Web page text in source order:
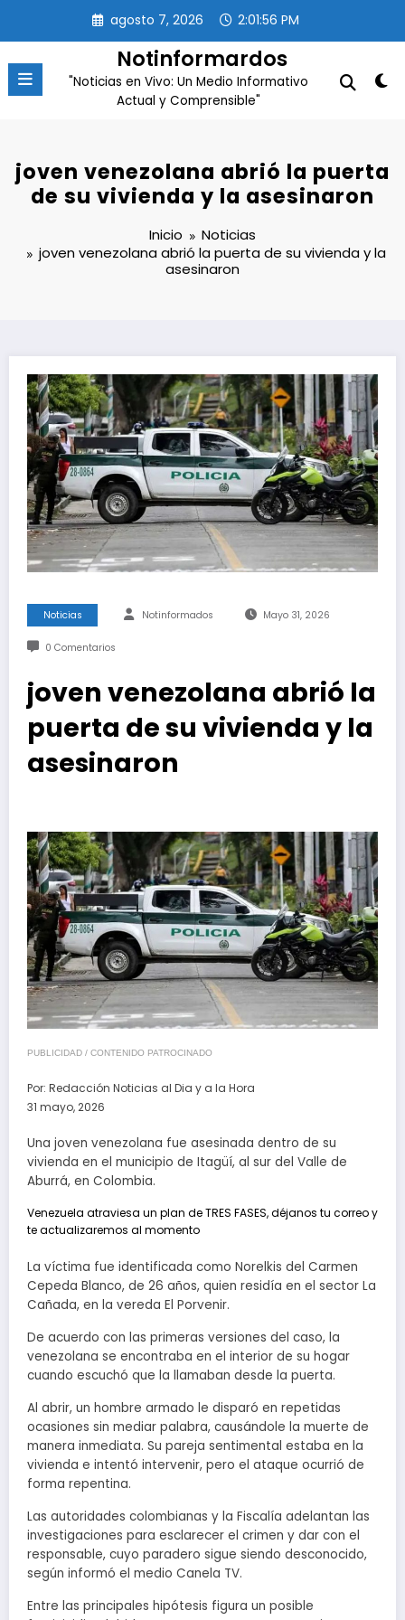
contenido
agosto 7, 2026 2:01:56 PM
Notinformardos
"Noticias en Vivo: Un Medio Informativo
Actual y Comprensible"
joven venezolana abrió la puerta
de su vivienda y la asesinaron
Inicio
Noticias
joven venezolana abrió la puerta de su vivienda y la
asesinaron
Noticias Notinformados Mayo 31, 2026
0 Comentarios
joven venezolana abrió la
puerta de su vivienda y la
asesinaron
PUBLICIDAD / CONTENIDO PATROCINADO
Por: Redacción Noticias al Dia y a la Hora
31 mayo, 2026
Una joven venezolana fue asesinada dentro de su
vivienda en el municipio de Itagüí, al sur del Valle de
Aburrá, en Colombia.
Venezuela atraviesa un plan de TRES FASES, déjanos tu correo y
te actualizaremos al momento
La víctima fue identificada como Norelkis del Carmen
Cepeda Blanco, de 26 años, quien residía en el sector La
Cañada, en la vereda El Porvenir.
De acuerdo con las primeras versiones del caso, la
venezolana se encontraba en el interior de su hogar
cuando escuchó que la llamaban desde la puerta.
Al abrir, un hombre armado le disparó en repetidas
ocasiones sin mediar palabra, causándole la muerte de
manera inmediata. Su pareja sentimental estaba en la
vivienda e intentó intervenir, pero el ataque ocurrió de
forma repentina.
Las autoridades colombianas y la Fiscalía adelantan las
investigaciones para esclarecer el crimen y dar con el
responsable, cuyo paradero sigue siendo desconocido,
según informó el medio Canela TV.
Entre las principales hipótesis figura un posible